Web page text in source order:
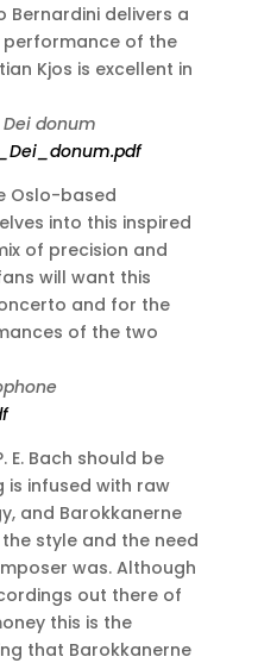
Bernardini delivers a
of the
Kjos is excellent in
donum
Oslo-based
into this inspired
of precision and
will want this
and for the
of the two
E. Bach should be
is infused with raw
and Barokkanerne
style and the need
was. Although
out there of
this is the
that Barokkanerne